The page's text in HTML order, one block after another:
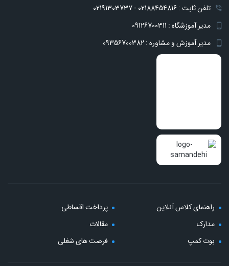
تلفن ثابت : 02188454816 - 02191303737
مدیر آموزشگاه : 09126700311
مدیر آموزش و مشاوره : 09356700382
راهنمای کلاس آنلاین
پرداخت اقساطی
مدارک
مقالات
بوت کمپ
فرصت های شغلی